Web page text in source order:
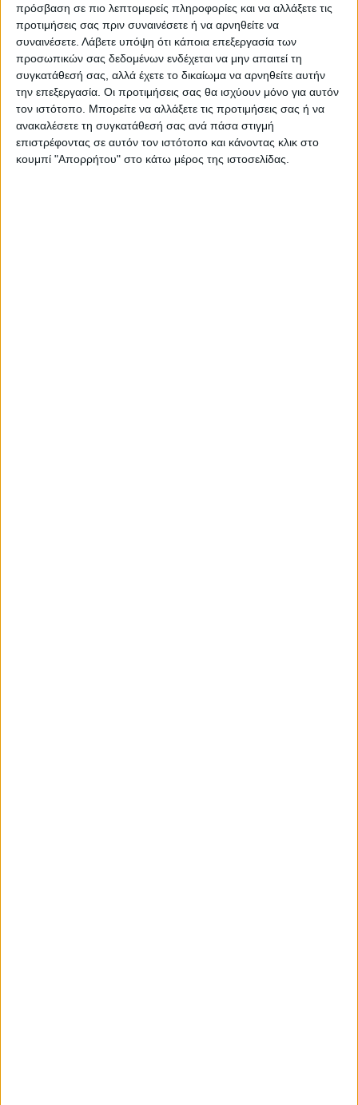
πρόσβαση σε πιο λεπτομερείς πληροφορίες και να αλλάξετε τις
προτιμήσεις σας πριν συναινέσετε ή να αρνηθείτε να
συναινέσετε. Λάβετε υπόψη ότι κάποια επεξεργασία των
προσωπικών σας δεδομένων ενδέχεται να μην απαιτεί τη
συγκατάθεσή σας, αλλά έχετε το δικαίωμα να αρνηθείτε αυτήν
την επεξεργασία. Οι προτιμήσεις σας θα ισχύουν μόνο για αυτόν
τον ιστότοπο. Μπορείτε να αλλάξετε τις προτιμήσεις σας ή να
ανακαλέσετε τη συγκατάθεσή σας ανά πάσα στιγμή
επιστρέφοντας σε αυτόν τον ιστότοπο και κάνοντας κλικ στο
κουμπί "Απορρήτου" στο κάτω μέρος της ιστοσελίδας.
«ΤΑ ΚΑΡΑΓΚΟΥΝΙΚΑ – τ’
μπάρμπα μ’ τ’ Στέφου»
«Η λάσπη υποχώρησε, όχι
όμως το χρώμα, η υφή και η
οσμή της από το μυαλό όλων